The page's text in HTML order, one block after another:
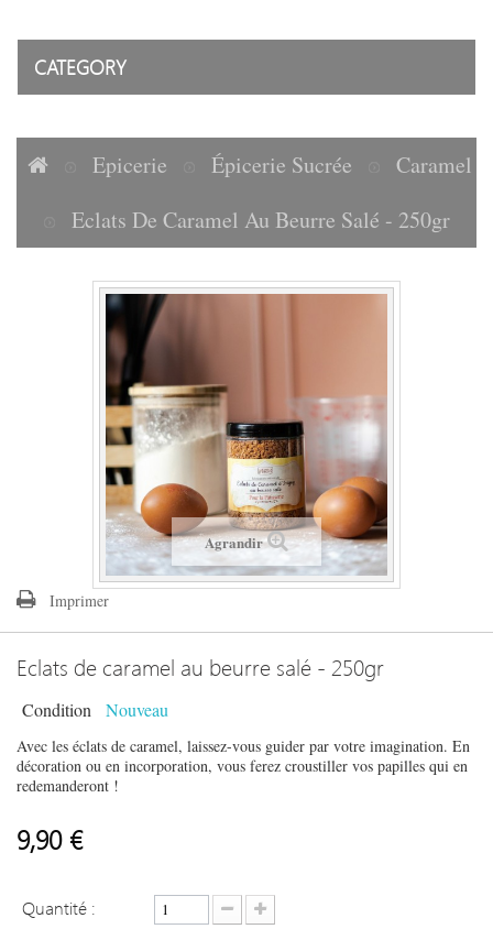
CATEGORY
Epicerie Épicerie Sucrée
Caramel
Eclats De Caramel Au Beurre Salé - 250gr
Agrandir
Imprimer
Eclats de caramel au beurre salé - 250gr
Condition Nouveau
Avec les éclats de caramel, laissez-vous guider par votre imagination. En
décoration ou en incorporation, vous ferez croustiller vos papilles qui en
redemanderont !
9,90 €
Quantité :